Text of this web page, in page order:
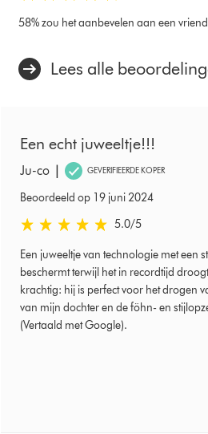
58% zou het aanbevelen aan een
Lees alle
Een echt juweeltje!!!
Ju-co | GEVERIFIEERDE KOPER
Beoordeeld op 19 juni 2024
5.0 sterren van 5 van Beoordeeld op 19
5.0/5
Een juweeltje van technologie met een
beschermt terwijl het in recordtijd
krachtig: hij is perfect voor het drogen
van mijn dochter en de föhn- en
(Vertaald met Google).